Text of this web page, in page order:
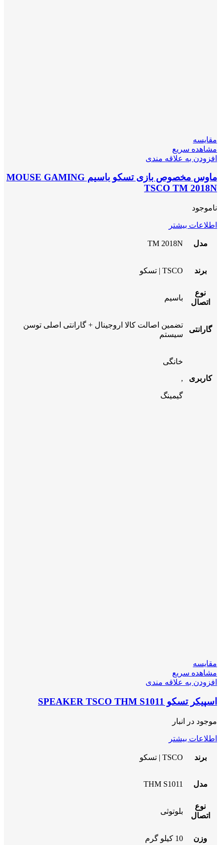
مقایسه
مشاهده سریع
افزودن به علاقه مندی
ماوس مخصوص بازی تسکو باسیم MOUSE GAMING
TSCO TM 2018N
ناموجود
اطلاعات بیشتر
مدل TM 2018N
برند TSCO | تسکو
نوع
اتصال
باسیم
گارانتی
تضمین اصالت کالا اروجینال + گارانتی اصلی توسن
سیستم
کاربری
خانگی
,
گیمینگ
مقایسه
مشاهده سریع
افزودن به علاقه مندی
اسپیکر تسکو SPEAKER TSCO THM S1011
موجود در انبار
اطلاعات بیشتر
برند TSCO | تسکو
مدل THM S1011
نوع
اتصال
بلوتوثی
وزن 10 کیلو گرم